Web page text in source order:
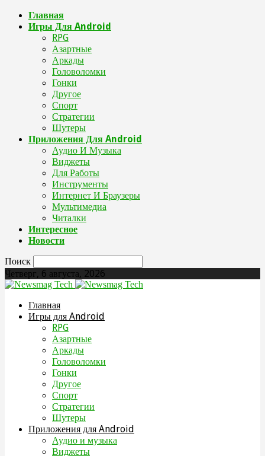
Главная
Игры Для Android
RPG
Азартные
Аркады
Головоломки
Гонки
Другое
Спорт
Стратегии
Шутеры
Приложения Для Android
Аудио И Музыка
Виджеты
Для Работы
Инструменты
Интернет И Браузеры
Мультимедиа
Читалки
Интересное
Новости
Поиск
Четверг, 6 августа, 2026
Главная
Игры для Android
RPG
Азартные
Аркады
Головоломки
Гонки
Другое
Спорт
Стратегии
Шутеры
Приложения для Android
Аудио и музыка
Виджеты